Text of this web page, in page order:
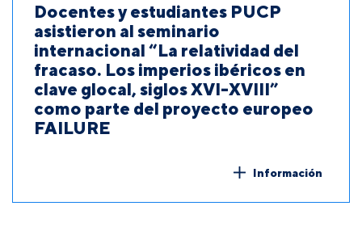
Docentes y estudiantes PUCP
asistieron al seminario
internacional “La relatividad del
fracaso. Los imperios ibéricos en
clave glocal, siglos XVI-XVIII”
como parte del proyecto europeo
FAILURE
Información